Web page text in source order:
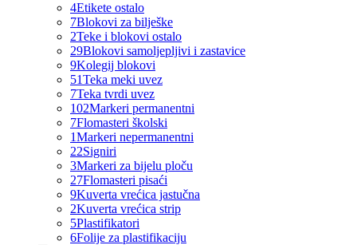
4Etikete ostalo
7Blokovi za bilješke
2Teke i blokovi ostalo
29Blokovi samoljepljivi i zastavice
9Kolegij blokovi
51Teka meki uvez
7Teka tvrdi uvez
102Markeri permanentni
7Flomasteri školski
1Markeri nepermanentni
22Signiri
3Markeri za bijelu ploču
27Flomasteri pisaći
9Kuverta vrećica jastučna
2Kuverta vrećica strip
5Plastifikatori
6Folije za plastifikaciju